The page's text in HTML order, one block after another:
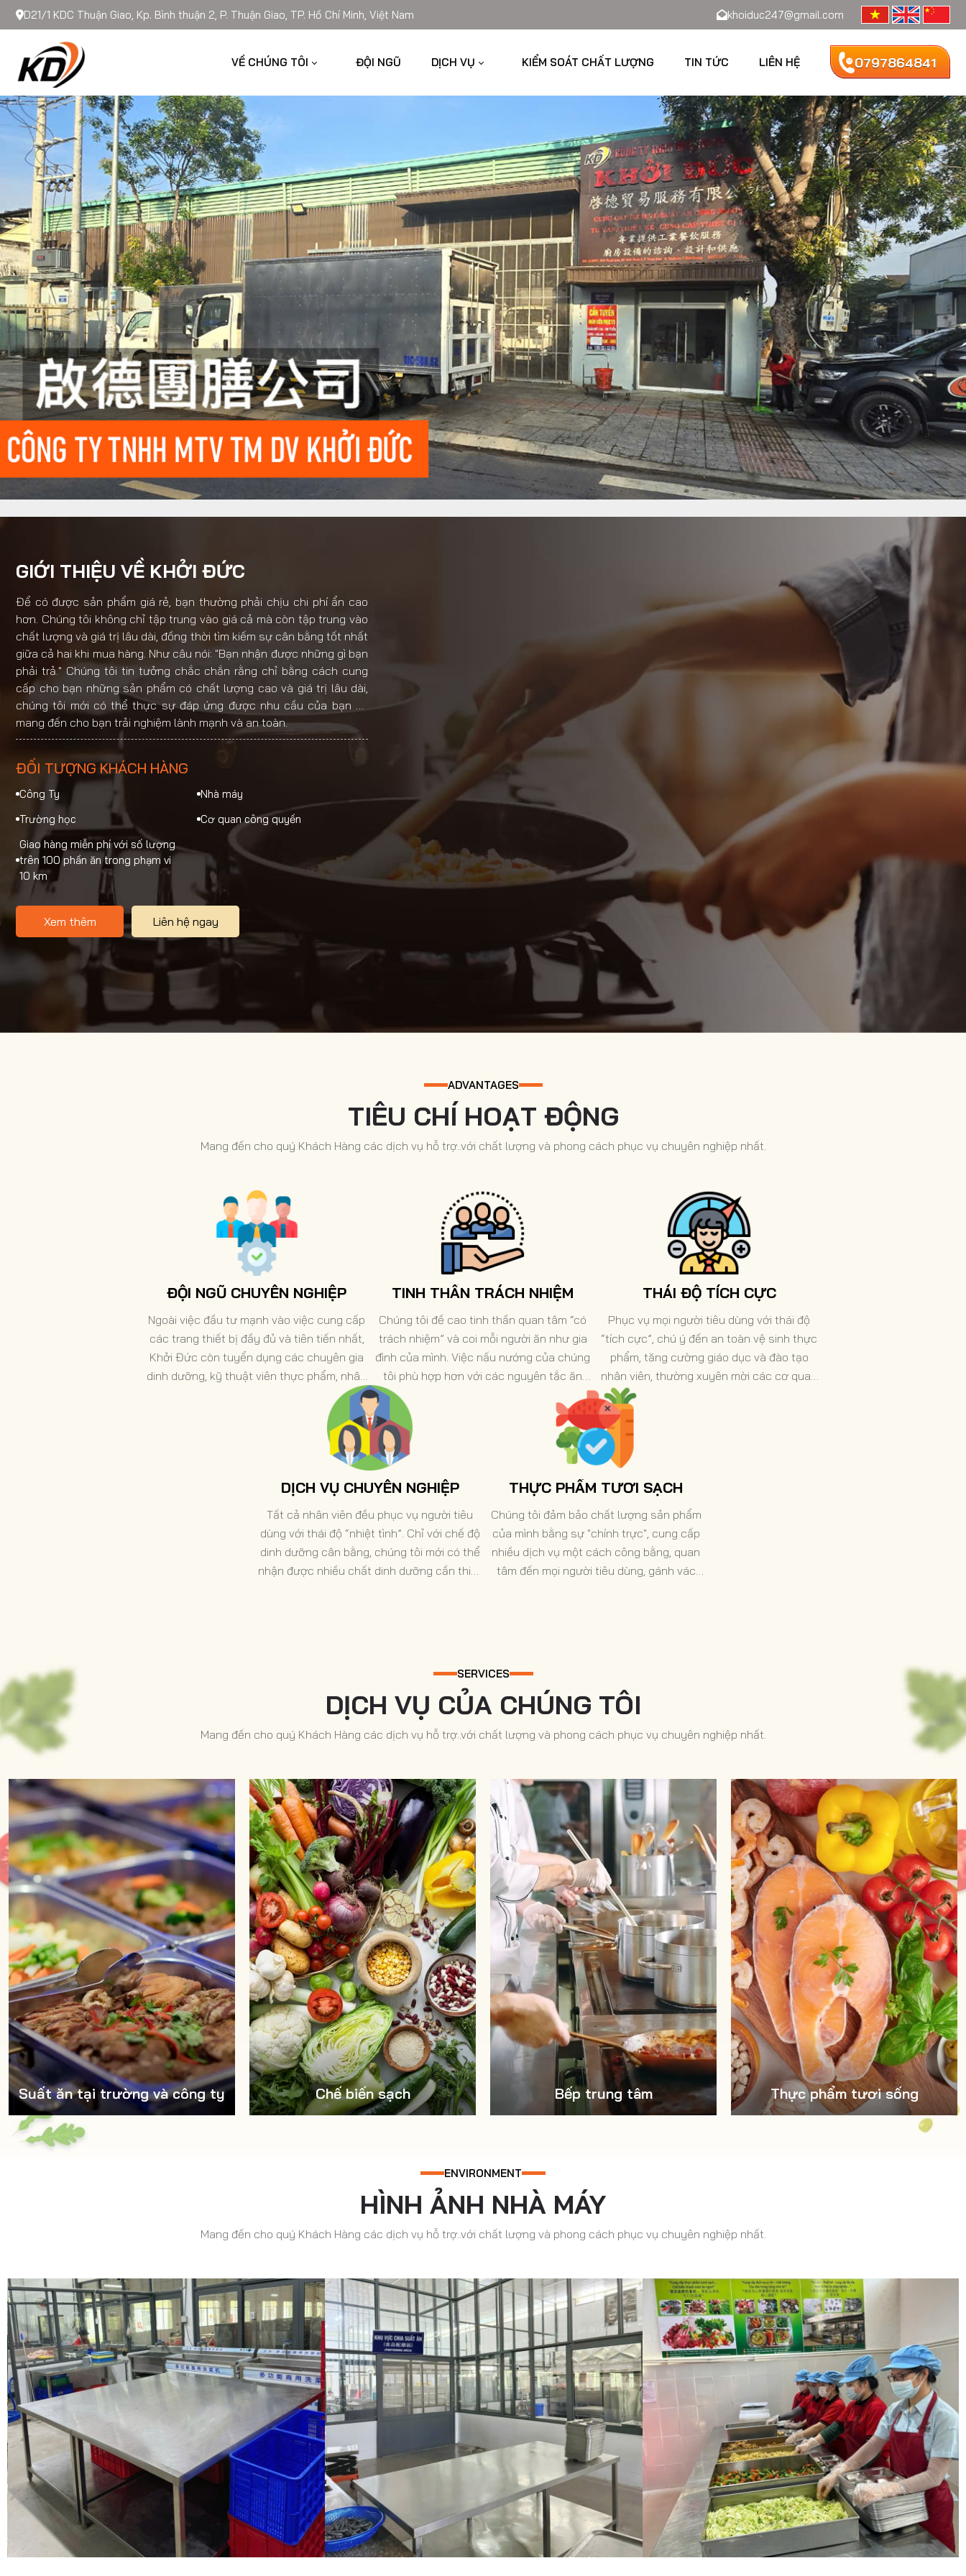
D21/1 KDC Thuận Giao, Kp. Bình thuận 2, P. Thuận Giao, TP. Hồ Chí Minh, Việt Nam khoiduc247@gmail.com
VỀ CHÚNG TÔI ĐỘI NGŨ DỊCH VỤ KIỂM SOÁT CHẤT LƯỢNG TIN TỨC LIÊN HỆ 0797864841
GIỚI THIỆU VỀ KHỞI ĐỨC
Để có được sản phẩm giá rẻ, bạn thường phải chịu chi phí ẩn cao
hơn. Chúng tôi không chỉ tập trung vào giá cả mà còn tập trung vào
chất lượng và giá trị lâu dài, đồng thời tìm kiếm sự cân bằng tốt nhất
giữa cả hai khi mua hàng. Như câu nói: "Bạn nhận được những gì bạn
phải trả." Chúng tôi tin tưởng chắc chắn rằng chỉ bằng cách cung
cấp cho bạn những sản phẩm có chất lượng cao và giá trị lâu dài,
chúng tôi mới có thể thực sự đáp ứng được nhu cầu của bạn và
mang đến cho bạn trải nghiệm lành mạnh và an toàn.
ĐỐI TƯỢNG KHÁCH HÀNG
Công Ty
Nhà máy
Trường học
Cơ quan công quyền
Giao hàng miễn phí với số lượng
trên 100 phần ăn trong phạm vi
10 km
Xem thêm Liên hệ ngay
ADVANTAGES
TIÊU CHÍ HOẠT ĐỘNG
Mang đến cho quý Khách Hàng các dịch vụ hỗ trợ..với chất lượng và phong cách phục vụ chuyên nghiệp nhất.
ĐỘI NGŨ CHUYÊN NGHIỆP
Ngoài việc đầu tư mạnh vào việc cung cấp
các trang thiết bị đầy đủ và tiên tiến nhất,
Khởi Đức còn tuyển dụng các chuyên gia
dinh dưỡng, kỹ thuật viên thực phẩm, nhân
viên quản lý sức khỏe và đầu bếp giàu kinh
nghiệm với kỹ năng nấu nướng tuyệt vời đã
được đào tạo chuyên nghiệp và có chứng
TINH THẦN TRÁCH NHIỆM
Chúng tôi đề cao tinh thần quan tâm “có
trách nhiệm” và coi mỗi người ăn như gia
đình của mình. Việc nấu nướng của chúng
tôi phù hợp hơn với các nguyên tắc ăn
uống lành mạnh và chúng tôi quan tâm đến
THÁI ĐỘ TÍCH CỰC
Phục vụ mọi người tiêu dùng với thái độ
“tích cực”, chú ý đến an toàn vệ sinh thực
phẩm, tăng cường giáo dục và đào tạo
nhân viên, thường xuyên mời các cơ quan
chính phủ, chuyên gia và học giả tiến hành
các khóa đào tạo mua nguyên liệu tươi từ
các thương hiệu nhà hàng uy tín, để người
tiêu dùng; có thể yên tâm ăn uống.
DỊCH VỤ CHUYÊN NGHIỆP
Tất cả nhân viên đều phục vụ người tiêu
dùng với thái độ “nhiệt tình”. Chỉ với chế độ
dinh dưỡng cân bằng, chúng tôi mới có thể
nhận được nhiều chất dinh dưỡng cần thiết
THỰC PHẨM TƯƠI SẠCH
Chúng tôi đảm bảo chất lượng sản phẩm
của mình bằng sự "chính trực", cung cấp
nhiều dịch vụ một cách công bằng, quan
tâm đến mọi người tiêu dùng, gánh vác
SERVICES
DỊCH VỤ CỦA CHÚNG TÔI
Mang đến cho quý Khách Hàng các dịch vụ hỗ trợ..với chất lượng và phong cách phục vụ chuyên nghiệp nhất.
Suất ăn tại trường và công ty Chế biến sạch Bếp trung tâm Thực phẩm tươi sống
ENVIRONMENT
HÌNH ẢNH NHÀ MÁY
Mang đến cho quý Khách Hàng các dịch vụ hỗ trợ..với chất lượng và phong cách phục vụ chuyên nghiệp nhất.